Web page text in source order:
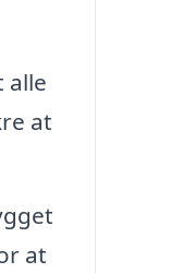
alle
at
at